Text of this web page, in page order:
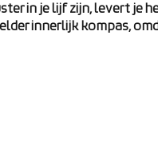
communicatie
in je lijf zijn, levert je
innerlijk kompas,